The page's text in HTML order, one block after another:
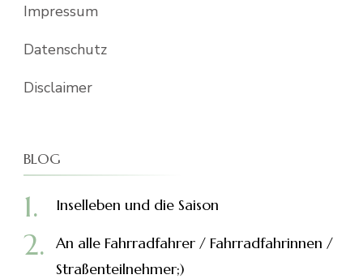
Impressum
Datenschutz
Disclaimer
BLOG
Inselleben und die Saison
An alle Fahrradfahrer / Fahrradfahrinnen /
Straßenteilnehmer;)